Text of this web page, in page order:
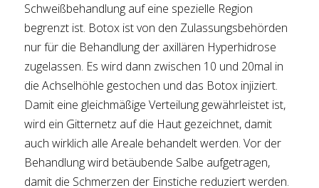
Schweißbehandlung auf eine spezielle Region
begrenzt ist. Botox ist von den Zulassungsbehörden
nur für die Behandlung der axillären Hyperhidrose
zugelassen. Es wird dann zwischen 10 und 20mal in
die Achselhöhle gestochen und das Botox injiziert.
Damit eine gleichmäßige Verteilung gewährleistet ist,
wird ein Gitternetz auf die Haut gezeichnet, damit
auch wirklich alle Areale behandelt werden. Vor der
Behandlung wird betäubende Salbe aufgetragen,
damit die Schmerzen der Einstiche reduziert werden.